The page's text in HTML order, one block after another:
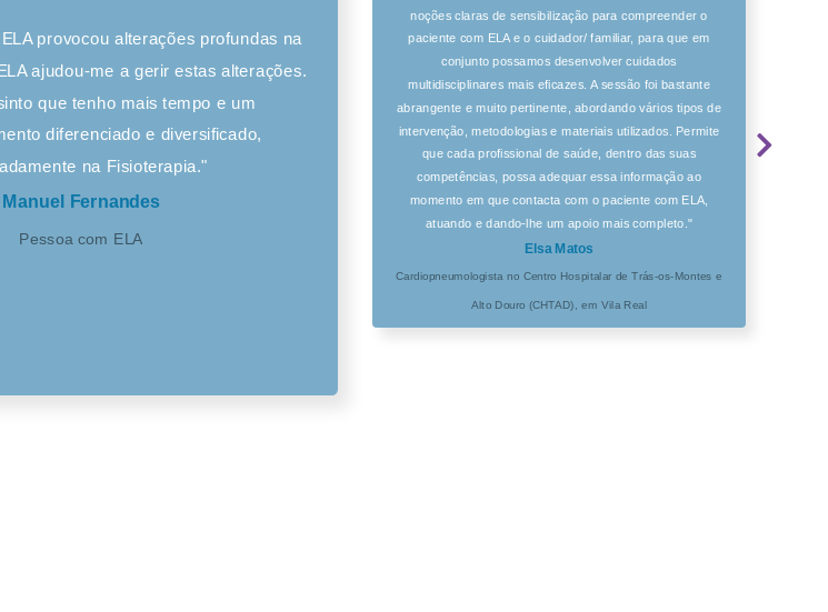
provocou alterações profundas na
ajudou-me a gerir estas alterações.
que tenho mais tempo e um
diferenciado e diversificado,
na Fisioterapia."
Manuel Fernandes
Pessoa com ELA
noções claras de sensibilização para compreender o
paciente com ELA e o cuidador/ familiar, para que em
conjunto possamos desenvolver cuidados
multidisciplinares mais eficazes. A sessão foi bastante
abrangente e muito pertinente, abordando vários tipos de
intervenção, metodologias e materiais utilizados. Permite
que cada profissional de saúde, dentro das suas
competências, possa adequar essa informação ao
momento em que contacta com o paciente com ELA,
atuando e dando-lhe um apoio mais completo."
Elsa Matos
Cardiopneumologista no Centro Hospitalar de Trás-os-Montes e
Alto Douro (CHTAD), em Vila Real